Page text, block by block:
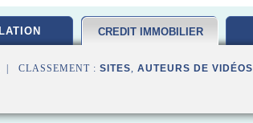
CREDIT IMMOBILIER
| CLASSEMENT : SITES, AUTEURS DE VIDÉOS